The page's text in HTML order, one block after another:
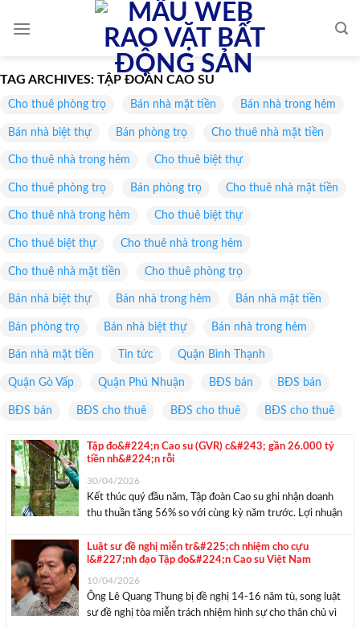
TAG ARCHIVES: TẬP ĐOÀN CAO SU
Cho thuê phòng trọ Bán nhà mặt tiền Bán nhà trong hẻm
Bán nhà biệt thự Bán phòng trọ Cho thuê nhà mặt tiền
Cho thuê nhà trong hẻm Cho thuê biệt thự
Cho thuê phòng trọ Bán phòng trọ Cho thuê nhà mặt tiền
Cho thuê nhà trong hẻm Cho thuê biệt thự
Cho thuê biệt thự Cho thuê nhà trong hẻm
Cho thuê nhà mặt tiền Cho thuê phòng trọ
Bán nhà biệt thự Bán nhà trong hẻm Bán nhà mặt tiền
Bán phòng trọ Bán nhà biệt thự Bán nhà trong hẻm
Bán nhà mặt tiền Tin tức Quận Bình Thạnh
Quận Gò Vấp Quận Phú Nhuận BĐS bán BĐS bán
BĐS bán BĐS cho thuê BĐS cho thuê BĐS cho thuê
Tập đo&#224;n Cao su (GVR) c&#243; gần 26.000 tỷ
tiền nh&#224;n rỗi
30/04/2026
Kết thúc quý đầu năm, Tập đoàn Cao su ghi nhận doanh
thu thuần tăng 56% so với cùng kỳ năm trước. Lợi nhuận
Theo báo cáo tài chính quý I/2026, Tập ...
Luật sư đề nghị miễn tr&#225;ch nhiệm cho cựu
l&#227;nh đạo Tập đo&#224;n Cao su Việt Nam
10/04/2026
Ông Lê Quang Thung bị đề nghị 14-16 năm tù, song luật
sư đề nghị tòa miễn trách nhiệm hình sự cho thân chủ vì